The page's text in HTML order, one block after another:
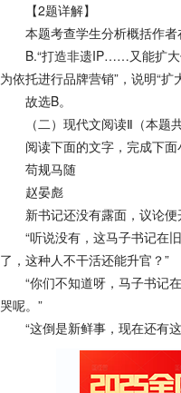
【2题详解】
本题考查学生分析概括作者
B.“打造非遗IP……又能扩大传
为依托进行品牌营销”，说明“扩
故选B。
（二）现代文阅读Ⅱ（本题共
阅读下面的文字，完成下面
苟规马随
赵晏彪
新书记还没有露面，议论便
“听说没有，这马子书记在旧
了，这种人不干活还能升官？”
“你们不知道呀，马子书记在
哭呢。”
“这倒是新鲜事，现在还有这